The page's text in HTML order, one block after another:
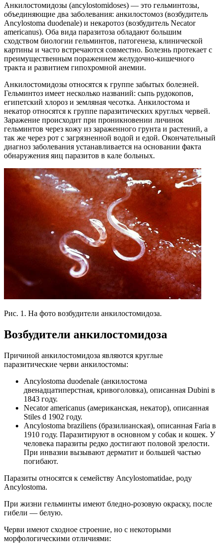
Анкилостомидозы (ancylostomidoses) — это гельминтозы,
объединяющие два заболевания: анкилостомоз (возбудитель
Ancylostoma duodenale) и некаротоз (возбудитель Necator
americanus). Оба вида паразитоза обладают большим
сходством биологии гельминтов, патогенеза, клинической
картины и часто встречаются совместно. Болезнь протекает с
преимущественным поражением желудочно-кишечного
тракта и развитием гипохромной анемии.
Анкилостомидозы относятся к группе забытых болезней.
Гельминтоз имеет несколько названий: сыпь рудокопов,
египетский хлороз и земляная чесотка. Анкилостома и
некатор относятся к группе паразитических круглых червей.
Заражение происходит при проникновении личинок
гельминтов через кожу из зараженного грунта и растений, а
так же через рот с загрязненной водой и едой. Окончательный
диагноз заболевания устанавливается на основании факта
обнаружения яиц паразитов в кале больных.
Рис. 1. На фото возбудители анкилостомидоза.
Возбудители анкилостомидоза
Причиной анкилостомидоза являются круглые
паразитические черви анкилостомы:
Ancylostoma duodenale (анкилостома
двенадцатиперстная, кривоголовка), описанная Dubini в
1843 году.
Necator americanus (американская, некатор), описанная
Stiles d 1902 году.
Ancylostoma braziliens (бразилианская), описанная Faria в
1910 году. Паразитируют в основном у собак и кошек. У
человека паразиты редко достигают половой зрелости.
При инвазии вызывают дерматит и большей частью
погибают.
Паразиты относятся к семейству Ancylostomatidae, роду
Ancylostoma.
При жизни гельминты имеют бледно-розовую окраску, после
гибели — белую.
Черви имеют сходное строение, но с некоторыми
морфологическими отличиями: